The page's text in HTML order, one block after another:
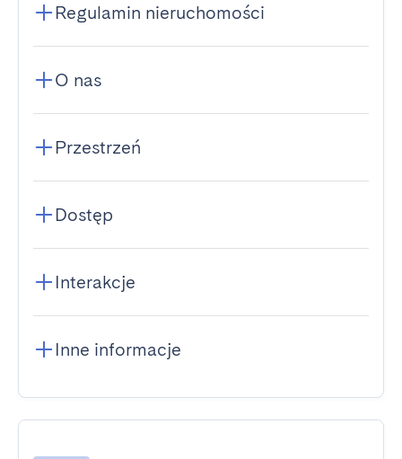
Regulamin nieruchomości
O nas
Przestrzeń
Dostęp
Interakcje
Inne informacje